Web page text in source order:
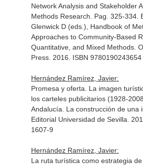
Network Analysis and Stakeholder
Methods Research. Pag. 325-334.
Glenwick D (eds.), Handbook of
Approaches to Community-Based
Quantitative, and Mixed Methods.
Press. 2016. ISBN 9780190243654
Hernández Ramírez, Javier:
Promesa y oferta. La imagen
los carteles publicitarios (1928-
Andalucía. La construcción de una
Editorial Universidad de Sevilla.
1607-9
Hernández Ramírez, Javier:
La ruta turística como estrategia